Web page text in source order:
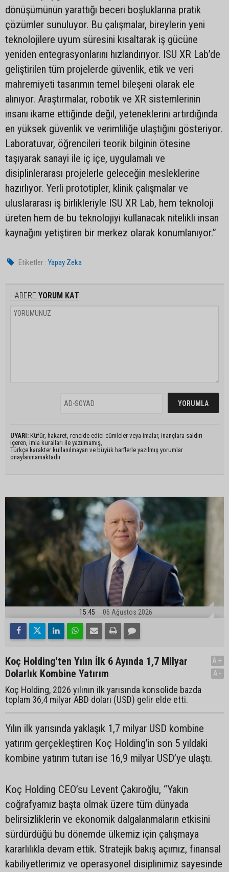
dönüşümünün yarattığı beceri boşluklarına pratik
çözümler sunuluyor. Bu çalışmalar, bireylerin yeni
teknolojilere uyum süresini kısaltarak iş gücüne
yeniden entegrasyonlarını hızlandırıyor. ISU XR Lab’de
geliştirilen tüm projelerde güvenlik, etik ve veri
mahremiyeti tasarımın temel bileşeni olarak ele
alınıyor. Araştırmalar, robotik ve XR sistemlerinin
insanı ikame ettiğinde değil, yeteneklerini artırdığında
en yüksek güvenlik ve verimliliğe ulaştığını gösteriyor.
Laboratuvar, öğrencileri teorik bilginin ötesine
taşıyarak sanayi ile iç içe, uygulamalı ve
disiplinlerarası projelerle geleceğin mesleklerine
hazırlıyor. Yerli prototipler, klinik çalışmalar ve
uluslararası iş birlikleriyle ISU XR Lab, hem teknoloji
üreten hem de bu teknolojiyi kullanacak nitelikli insan
kaynağını yetiştiren bir merkez olarak konumlanıyor.”
Etiketler : Yapay Zeka
HABERE YORUM KAT
UYARI: Küfür, hakaret, rencide edici cümleler veya imalar, inançlara saldırı
içeren, imla kuralları ile yazılmamış,
Türkçe karakter kullanılmayan ve büyük harflerle yazılmış yorumlar
onaylanmamaktadır.
15:45 06 Ağustos 2026
Koç Holding'ten Yılın İlk 6 Ayında 1,7 Milyar
Dolarlık Kombine Yatırım
Koç Holding, 2026 yılının ilk yarısında konsolide bazda
toplam 36,4 milyar ABD doları (USD) gelir elde etti.
A+
A-
Yılın ilk yarısında yaklaşık 1,7 milyar USD kombine
yatırım gerçekleştiren Koç Holding’in son 5 yıldaki
kombine yatırım tutarı ise 16,9 milyar USD’ye ulaştı.
Koç Holding CEO’su Levent Çakıroğlu, “Yakın
coğrafyamız başta olmak üzere tüm dünyada
belirsizliklerin ve ekonomik dalgalanmaların etkisini
sürdürdüğü bu dönemde ülkemiz için çalışmaya
kararlılıkla devam ettik. Stratejik bakış açımız, finansal
kabiliyetlerimiz ve operasyonel disiplinimiz sayesinde